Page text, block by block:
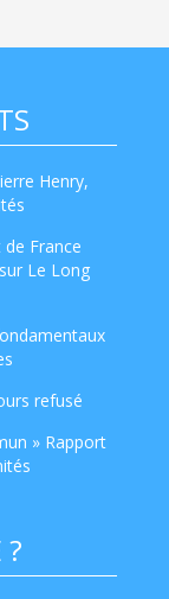
Henry,
France
Le Long
refusé
» Rapport